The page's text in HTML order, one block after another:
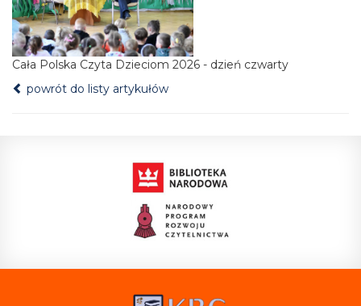
Cała Polska Czyta Dzieciom 2026 - dzień czwarty
powrót do listy artykułów